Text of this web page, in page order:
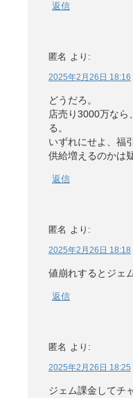
返信
匿名 より:
2025年2月26日 18:16
どうだろ。
店売り3000万なら
る。
いずれにせよ、福
供給増えるのかは
返信
匿名 より:
2025年2月26日 18:18
値崩れするとジェ
返信
匿名 より:
2025年2月26日 18:25
ジェム課金してチ